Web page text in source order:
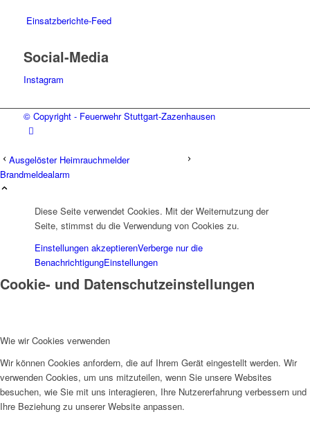
Einsatzberichte-Feed
Social-Media
Instagram
© Copyright - Feuerwehr Stuttgart-Zazenhausen
Ausgelöster Heimrauchmelder
Brandmeldealarm
Diese Seite verwendet Cookies. Mit der Weiternutzung der
Seite, stimmst du die Verwendung von Cookies zu.
Einstellungen akzeptierenVerberge nur die
BenachrichtigungEinstellungen
Cookie- und Datenschutzeinstellungen
Wie wir Cookies verwenden
Wir können Cookies anfordern, die auf Ihrem Gerät eingestellt werden. Wir
verwenden Cookies, um uns mitzuteilen, wenn Sie unsere Websites
besuchen, wie Sie mit uns interagieren, Ihre Nutzererfahrung verbessern und
Ihre Beziehung zu unserer Website anpassen.